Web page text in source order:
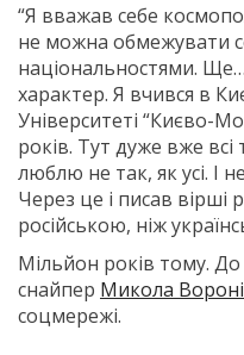
“Я вважав себе
не можна обмежувати
національностями.
характер. Я вчився в
Університеті “Києво-
років. Тут дуже вже всі
люблю не так, як усі. І
Через це і писав вірші
російською, ніж
Мільйон років тому.
снайпер Микола
соцмережі.